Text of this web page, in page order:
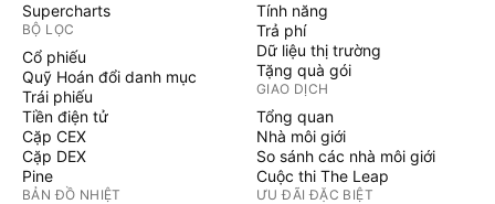
Supercharts
BỘ LỌC
Cổ phiếu
Quỹ Hoán đổi danh mục
Trái phiếu
Tiền điện tử
Cặp CEX
Cặp DEX
Pine
BẢN ĐỒ NHIỆT
Tính năng
Trả phí
Dữ liệu thị trường
Tặng quà gói
GIAO DỊCH
Tổng quan
Nhà môi giới
So sánh các nhà môi giới
Cuộc thi The Leap
ƯU ĐÃI ĐẶC BIỆT